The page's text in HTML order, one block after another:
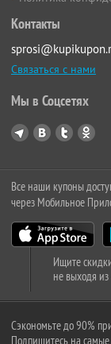
Контакты
Связаться с нами
Мы в Соцсетях
Все наши купоны
через Мобильное
Ищите
не выходя из
Сэкономьте до 90%
Подпишитесь на